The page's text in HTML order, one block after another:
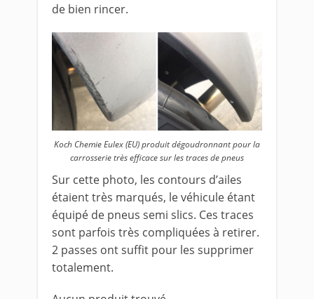
de bien rincer.
Koch Chemie Eulex (EU) produit dégoudronnant pour la
carrosserie très efficace sur les traces de pneus
Sur cette photo, les contours d’ailes
étaient très marqués, le véhicule étant
équipé de pneus semi slics. Ces traces
sont parfois très compliquées à retirer.
2 passes ont suffit pour les supprimer
totalement.